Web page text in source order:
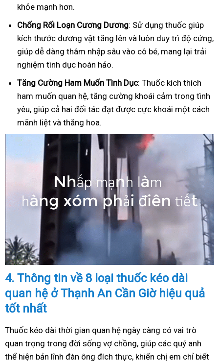
khỏe mạnh hơn.
Chống Rối Loạn Cương Dương: Sử dụng thuốc giúp
kích thước dương vật tăng lên và luôn duy trì độ cứng,
giúp dễ dàng thâm nhập sâu vào cô bé, mang lại trải
nghiệm tình dục hoàn hảo.
Tăng Cường Ham Muốn Tình Dục: Thuốc kích thích
ham muốn quan hệ, tăng cường khoái cảm trong tình
yêu, giúp cả hai đối tác đạt được cực khoái một cách
mãnh liệt và thăng hoa.
4. Thông tin về 8 loại thuốc kéo dài
quan hệ ở Thạnh An Cần Giờ hiệu quả
tốt nhất
Thuốc kéo dài thời gian quan hệ ngày càng có vai trò
quan trọng trong đời sống vợ chồng, giúp các quý anh
thể hiện bản lĩnh đàn ông đích thực, khiến chị em chỉ biết